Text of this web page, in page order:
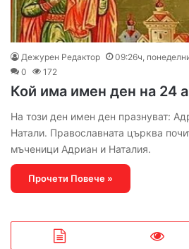
Дежурен Редактор
09:26ч,
0
172
Кой има имен ден на 24
На този ден имен ден празнуват:
Натали. Православната църква
мъченици Адриан и Наталия.
Прочети Повече »